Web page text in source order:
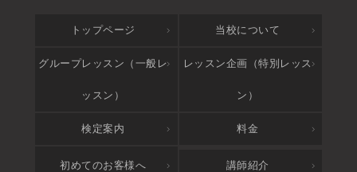
トップページ 当校について
グループレッスン（一般レ
ッスン）
レッスン企画（特別レッス
ン）
検定案内 料金
アクセス
初めてのお客様へ 講師紹介